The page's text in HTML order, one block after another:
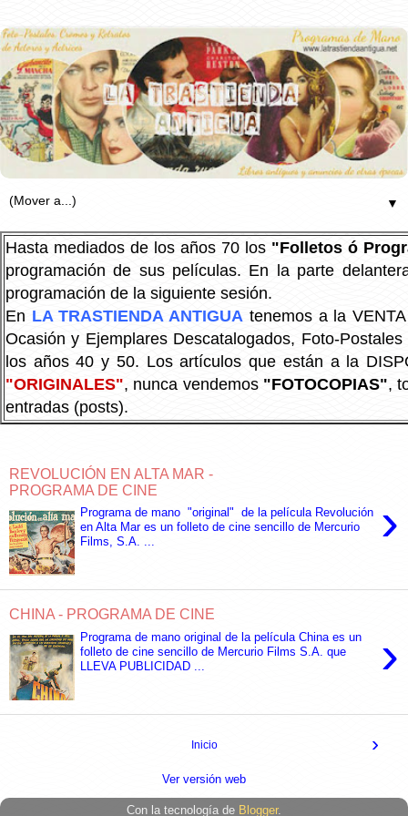
▼
Hasta mediados de los años 70 los "Folletos ó
programación de sus películas. En la parte
programación de la siguiente sesión.
En LA TRASTIENDA ANTIGUA tenemos a la
Ocasión y Ejemplares Descatalogados, Foto-
los años 40 y 50. Los artículos que están a la
"ORIGINALES", nunca vendemos "FOTOCOPIAS",
entradas (posts).
REVOLUCIÓN EN ALTA MAR -
PROGRAMA DE CINE
›
Programa de mano "original" de la película Revolución
en Alta Mar es un folleto de cine sencillo de Mercurio
Films, S.A. ...
CHINA - PROGRAMA DE CINE
›
Programa de mano original de la película China es un
folleto de cine sencillo de Mercurio Films S.A. que
LLEVA PUBLICIDAD ...
›
Inicio
Ver versión web
Con la tecnología de Blogger.